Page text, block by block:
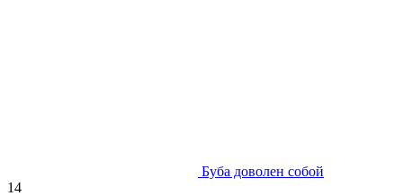
Буба доволен собой
14